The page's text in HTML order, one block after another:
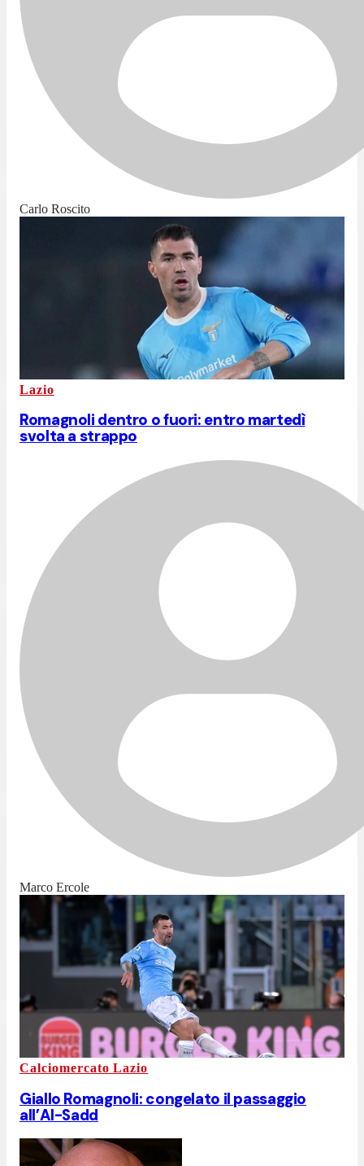
Carlo Roscito
Lazio
Romagnoli dentro o fuori: entro martedì
svolta a strappo
Marco Ercole
Calciomercato Lazio
Giallo Romagnoli: congelato il passaggio
all’Al-Sadd